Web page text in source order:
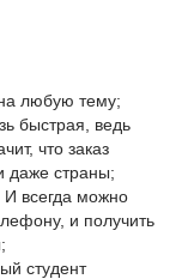
любую тему;
быстрая, ведь
что заказ
даже страны;
И всегда можно
и получить
студент